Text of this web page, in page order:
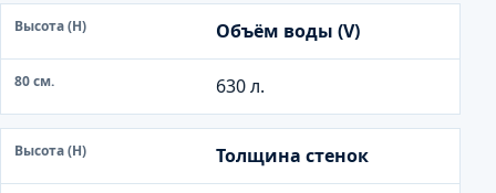
8
0
Объём воды (V)
630 л.
Толщина стенок